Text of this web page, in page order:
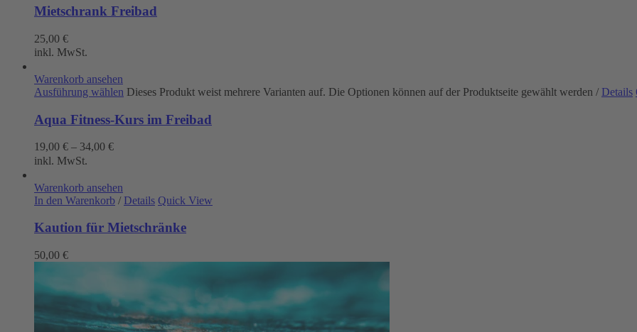
Mietschrank Freibad
25,00 €
inkl. MwSt.
Warenkorb ansehen
Ausführung wählen Dieses Produkt weist mehrere Varianten auf. Die Optionen können auf der Produktseite gewählt werden / Details
Aqua Fitness-Kurs im Freibad
19,00 € – 34,00 €
inkl. MwSt.
Warenkorb ansehen
In den Warenkorb / Details Quick View
Kaution für Mietschränke
50,00 €